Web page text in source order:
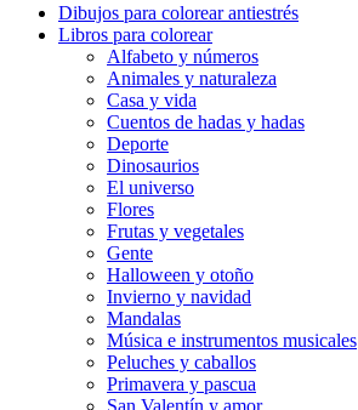
Flores
Frutas y vegetales
Halloween y otoño
Invierno y navidad
Música e instrumentos musicales
Peluches y caballos
Primavera y pascua
San Valentín y amor
Dibujos para colorear antiestrés
Libros para colorear
Alfabeto y números
Animales y naturaleza
Casa y vida
Cuentos de hadas y hadas
Deporte
Dinosaurios
El universo
Flores
Frutas y vegetales
Gente
Halloween y otoño
Invierno y navidad
Mandalas
Música e instrumentos musicales
Peluches y caballos
Primavera y pascua
San Valentín y amor